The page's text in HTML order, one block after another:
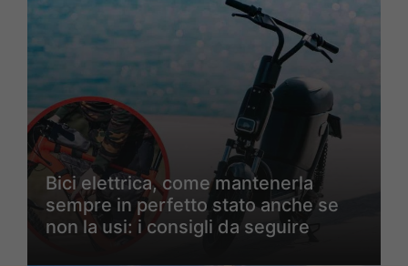
Bici elettrica, come mantenerla
sempre in perfetto stato anche se
non la usi: i consigli da seguire